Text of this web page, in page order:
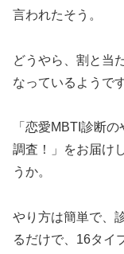
言われたそう。
どうやら、割と当
なっているようで
「恋愛MBTI診断
調査！」をお届け
うか。
やり方は簡単で、
るだけで、16タイ